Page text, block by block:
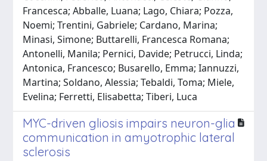
Francesca; Abballe, Luana; Lago, Chiara; Pozza,
Noemi; Trentini, Gabriele; Cardano, Marina;
Minasi, Simone; Buttarelli, Francesca Romana;
Antonelli, Manila; Pernici, Davide; Petrucci, Linda;
Antonica, Francesco; Busarello, Emma; Iannuzzi,
Martina; Soldano, Alessia; Tebaldi, Toma; Miele,
Evelina; Ferretti, Elisabetta; Tiberi, Luca
MYC-driven gliosis impairs neuron-glia
communication in amyotrophic lateral
sclerosis